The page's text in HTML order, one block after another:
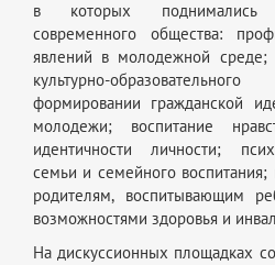
в которых поднимались
современного общества:
явлений в молодежной среде;
культурно-
формировании гражданской
молодежи; воспитание
идентичности личности;
семьи и семейного
родителям, воспитывающим
возможностями здоровья и
На дискуссионных площадках